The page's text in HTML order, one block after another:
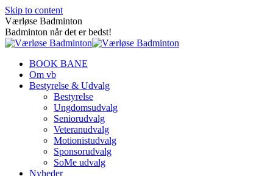
Skip to content
Værløse Badminton
Badminton når det er bedst!
BOOK BANE
Om vb
Bestyrelse & Udvalg
Bestyrelse
Ungdomsudvalg
Seniorudvalg
Veteranudvalg
Motionistudvalg
Sponsorudvalg
SoMe udvalg
Nyheder